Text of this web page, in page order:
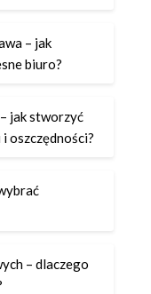
– jak
biuro?
jak stworzyć
oszczędności?
– dlaczego